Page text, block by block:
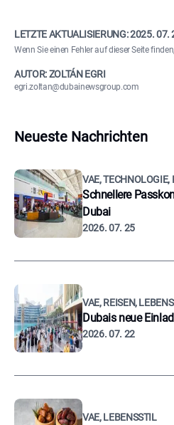
LETZTE AKTUALISIERUNG:2025. 07.
Wenn Sie einen Fehler auf dieser Seite finden,
AUTOR: ZOLTÁN EGRI
egri.zoltan@dubainewsgroup.com
Neueste Nachrichten
VAE, TECHNOLOGIE,
Schnellere
Dubai
2026. 07. 25
VAE, REISEN,
Dubais neue
2026. 07. 22
VAE, LEBENSSTIL